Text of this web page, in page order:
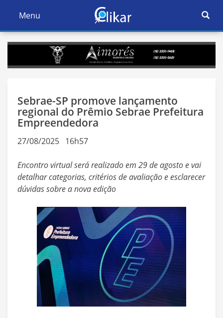
Ativar
Navegação
Menu
Ativar
Sebrae-SP promove lançamento
regional do Prêmio Sebrae Prefeitura
Empreendedora
27/08/2025 16h57
Encontro virtual será realizado em 29 de agosto e vai
detalhar categorias, critérios de avaliação e esclarecer
dúvidas sobre a nova edição